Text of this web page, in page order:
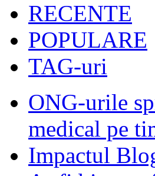
RECENTE
POPULARE
TAG-uri
ONG-urile
medical pe
Impactul